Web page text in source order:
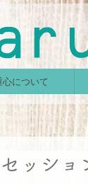
心について
ッショ